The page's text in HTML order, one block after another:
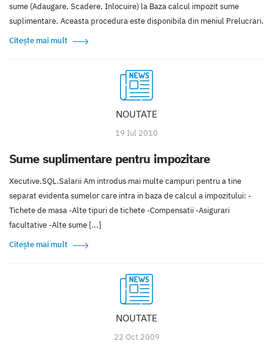
sume (Adaugare, Scadere, Inlocuire) la Baza calcul impozit sume
suplimentare. Aceasta procedura este disponibila din meniul Prelucrari.
Citește mai mult
NOUTATE
19 Iul 2010
Sume suplimentare pentru impozitare
Xecutive.SQL.Salarii Am introdus mai multe campuri pentru a tine
separat evidenta sumelor care intra in baza de calcul a impozitului: -
Tichete de masa -Alte tipuri de tichete -Compensatii -Asigurari
facultative -Alte sume [...]
Citește mai mult
NOUTATE
22 Oct 2009